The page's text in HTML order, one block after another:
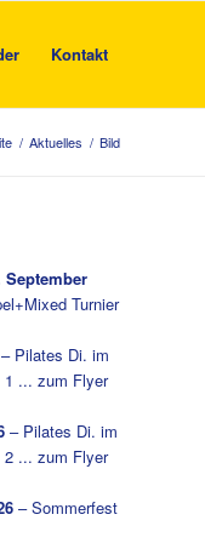
Kontakt
/ Aktuelles / Bild
September
Turnier
– Pilates Di. im
1 ... zum Flyer
– Pilates Di. im
2 ... zum Flyer
–Sommerfest